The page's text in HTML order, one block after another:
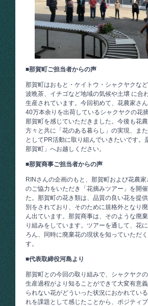
■那賀町ご担当者からの声
那賀町はおもと・ケイトウ・シャクヤクな
波晩茶、イチゴなど地域の気候や土壌 に合
生産されています。今回初めて、花農家さ
40万本余りを出荷しているシャクヤクの花
那賀町を感じていただきました。今後も花
方々と共に「花のある暮らし」の実現、また
としてPR活動に取り組んでいきたいです。
那賀町」へお越しください。
■那賀商事ご担当者からの声
RINさんの企画のもと、那賀町および花農
のご協力をいただき「花摘みツアー」を開
た。那賀町の花き類は、品質の良い花を提
別をされており、そのために規格外となり
ん出ています。那賀商事は、そのような廃
り組みをしています。ツアーを通して、花
ろん、同時に廃棄花の現状を知っていただ
す。
■代表取締役河島より
那賀町との今回の取り組みで、シャクヤク
生産過程がより知ることができて大変有意
られない花がどういった状況におかれてい
れを課題として感じたことから、ポジティ